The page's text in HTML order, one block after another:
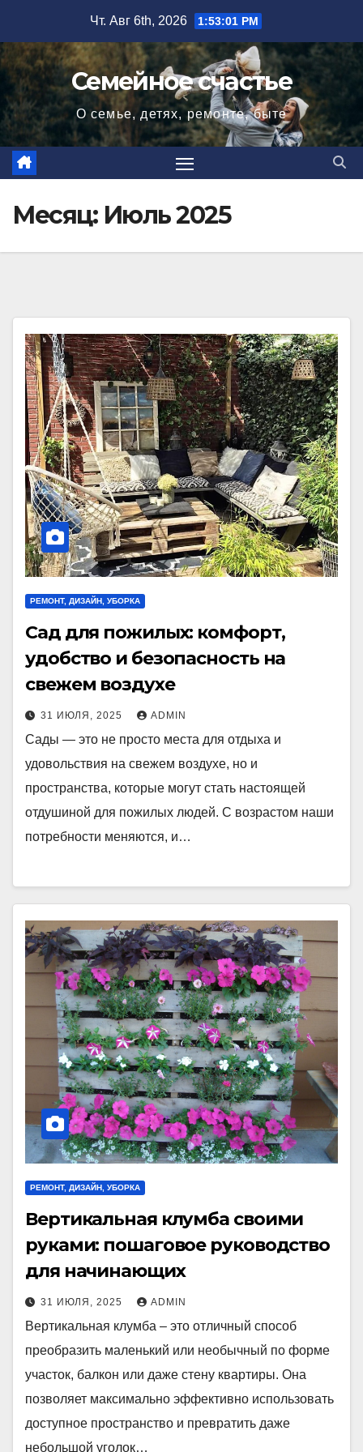
содержимому
Чт. Авг 6th, 2026 1:53:02 PM
Семейное счастье
О семье, детях, ремонте, быте
Месяц: Июль 2025
РЕМОНТ, ДИЗАЙН, УБОРКА
Сад для пожилых: комфорт,
удобство и безопасность на
свежем воздухе
31 ИЮЛЯ, 2025 ADMIN
Сады — это не просто места для отдыха и
удовольствия на свежем воздухе, но и
пространства, которые могут стать настоящей
отдушиной для пожилых людей. С возрастом наши
потребности меняются, и…
РЕМОНТ, ДИЗАЙН, УБОРКА
Вертикальная клумба своими
руками: пошаговое руководство
для начинающих
31 ИЮЛЯ, 2025 ADMIN
Вертикальная клумба – это отличный способ
преобразить маленький или необычный по форме
участок, балкон или даже стену квартиры. Она
позволяет максимально эффективно использовать
доступное пространство и превратить даже
небольшой уголок…